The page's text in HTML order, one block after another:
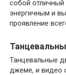
собой отличный
энергичным и
проявление
Танцевальные
джеме, и видео